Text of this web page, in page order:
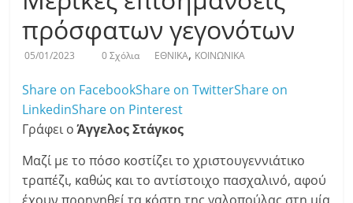
πρόσφατων γεγονότων
05/01/2023 0 Σχόλια ΕΘΝΙΚΑ, ΚΟΙΝΩΝΙΚΑ
Share on FacebookShare on TwitterShare on
LinkedinShare on Pinterest
Γράφει οΆγγελος Στάγκος
Μαζί με το πόσο κοστίζει το χριστουγεννιάτικο
τραπέζι, καθώς και το αντίστοιχο πασχαλινό, αφού